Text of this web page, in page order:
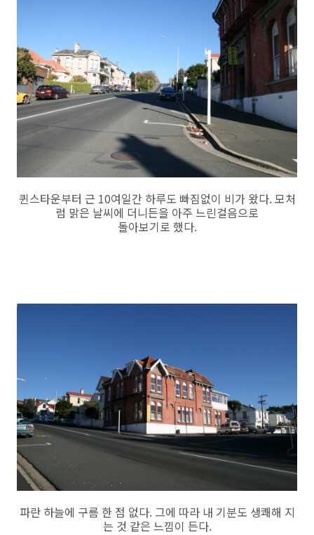
퀸스타운부터 근 10여일간 하루도 빠짐없이 비가 왔다. 모처
럼 맑은 날씨에 더니든을 아주 느린걸음으로
돌아보기로 했다.
파란 하늘에 구름 한 점 없다. 그에 따라 내 기분도 생쾌해 지
는 것 같은 느낌이 든다.